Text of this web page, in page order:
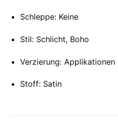
Schleppe: Keine
Stil: Schlicht, Boho
Verzierung: Applikationen
Stoff: Satin